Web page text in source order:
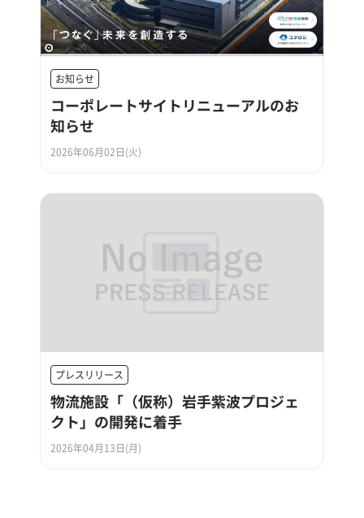
お知らせ
コーポレートサイトリニューアルのお
知らせ
2026年06月02日(火)
プレスリリース
物流施設「（仮称）岩手紫波プロジェ
クト」の開発に着手
2026年04月13日(月)